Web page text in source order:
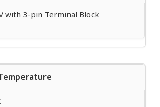
with 3-pin Terminal Block